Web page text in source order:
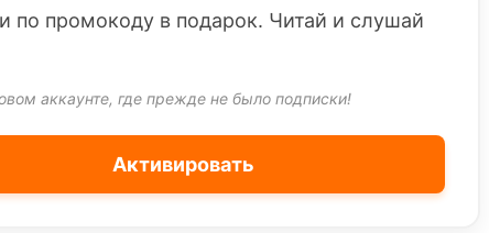
по промокоду в подарок. Читай и слушай
аккаунте, где прежде не было подписки!
Активировать